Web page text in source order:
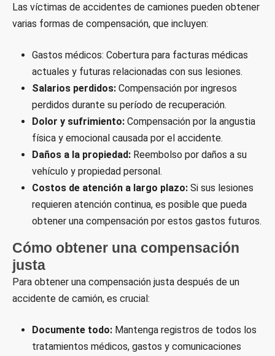
Las víctimas de accidentes de camiones pueden obtener
varias formas de compensación, que incluyen:
Gastos médicos: Cobertura para facturas médicas
actuales y futuras relacionadas con sus lesiones.
Salarios perdidos: Compensación por ingresos
perdidos durante su período de recuperación.
Dolor y sufrimiento: Compensación por la angustia
física y emocional causada por el accidente.
Daños a la propiedad: Reembolso por daños a su
vehículo y propiedad personal.
Costos de atención a largo plazo: Si sus lesiones
requieren atención continua, es posible que pueda
obtener una compensación por estos gastos futuros.
Cómo obtener una compensación
justa
Para obtener una compensación justa después de un
accidente de camión, es crucial:
Documente todo: Mantenga registros de todos los
tratamientos médicos, gastos y comunicaciones